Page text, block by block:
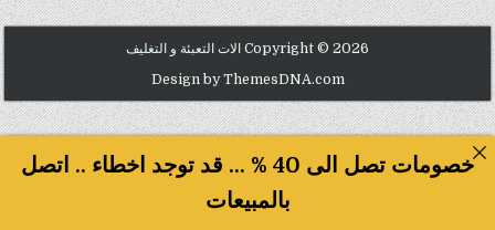
Copyright © 2026 الات التعبئة و التغليف
Design by ThemesDNA.com
خصومات تصل الى 40 % ... قد توجد اخطاء .. اتصل
بالمبيعات